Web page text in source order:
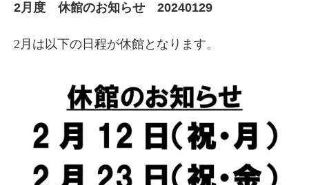
2月度 休館のお知らせ 20240129
2月は以下の日程が休館となります。